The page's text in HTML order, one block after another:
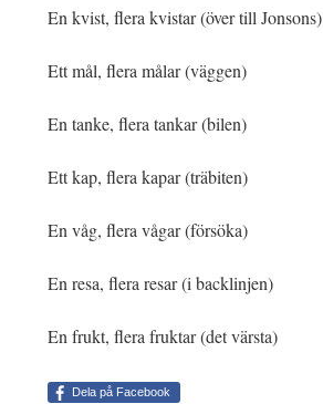
En kvist, flera kvistar (över till Jonsons)
Ett mål, flera målar (väggen)
En tanke, flera tankar (bilen)
Ett kap, flera kapar (träbiten)
En våg, flera vågar (försöka)
En resa, flera resar (i backlinjen)
En frukt, flera fruktar (det värsta)
Dela på Facebook